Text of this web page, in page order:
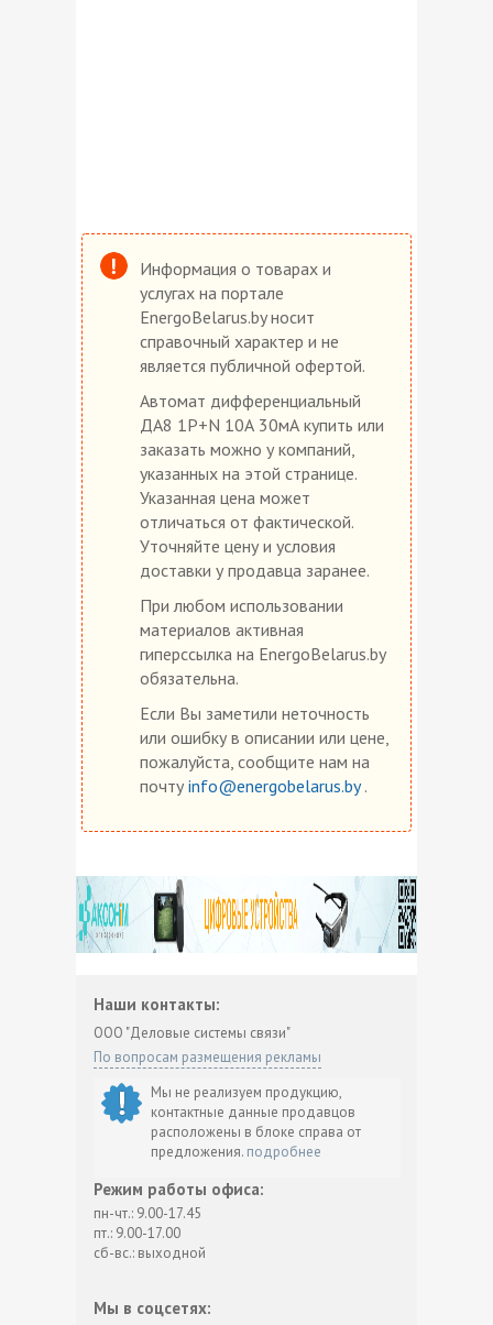
Информация о товарах и
услугах на портале
EnergoBelarus.by носит
справочный характер и не
является публичной офертой.
Автомат дифференциальный
ДА8 1P+N 10А 30мА купить или
заказать можно у компаний,
указанных на этой странице.
Указанная цена может
отличаться от фактической.
Уточняйте цену и условия
доставки у продавца заранее.
При любом использовании
материалов активная
гиперссылка на EnergoBelarus.by
обязательна.
Если Вы заметили неточность
или ошибку в описании или цене,
пожалуйста, сообщите нам на
почту info@energobelarus.by.
Наши контакты:
ООО "Деловые системы связи"
По вопросам размещения рекламы
Мы не реализуем продукцию,
контактные данные продавцов
расположены в блоке справа от
предложения. подробнее
Режим работы офиса:
пн-чт.: 9.00-17.45
пт.: 9.00-17.00
сб-вс.: выходной
Мы в соцсетях: